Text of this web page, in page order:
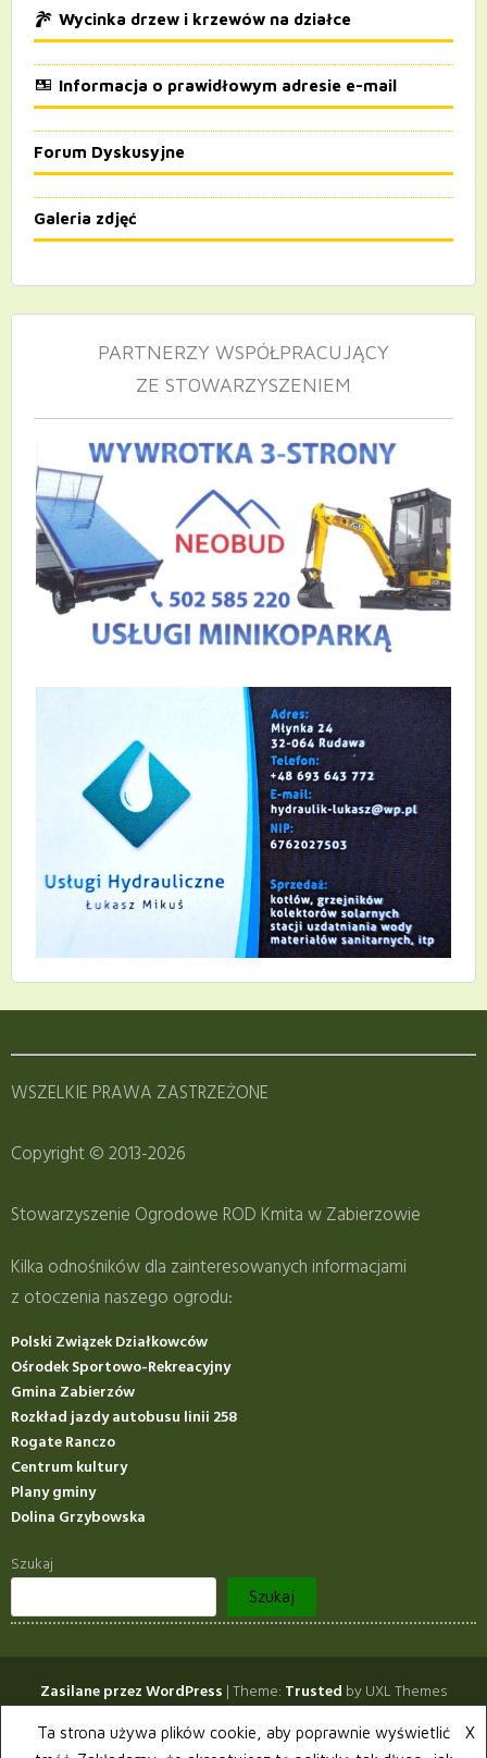
Wycinka drzew i krzewów na działce
Informacja o prawidłowym adresie e-mail
Forum Dyskusyjne
Galeria zdjęć
PARTNERZY WSPÓŁPRACUJĄCY
ZE STOWARZYSZENIEM
WSZELKIE PRAWA ZASTRZEŻONE
Copyright © 2013-2026
Stowarzyszenie Ogrodowe ROD Kmita w Zabierzowie
Kilka odnośników dla zainteresowanych informacjami
z otoczenia naszego ogrodu:
Polski Związek Działkowców
Ośrodek Sportowo-Rekreacyjny
Gmina Zabierzów
Rozkład jazdy autobusu linii 258
Rogate Ranczo
Centrum kultury
Plany gminy
Dolina Grzybowska
Szukaj
Szukaj
Zasilane przez WordPress |Theme: Trusted by UXL Themes
Opłaty 2026
Informacje
Zmiana użytkownika działki
Ta strona używa plików cookie, aby poprawnie wyświetlić
X